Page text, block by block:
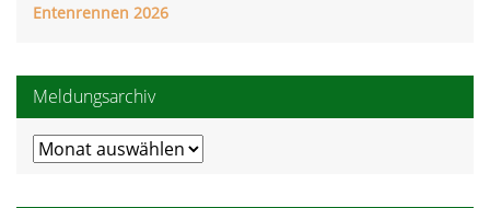
Entenrennen 2026
Meldungsarchiv
Meldungsarchiv